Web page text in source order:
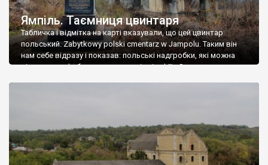
Ямпіль. Таємниця цвинтаря
Табличка і відмітка на карті вказували, що цей цвинтар
польський. Zabytkowy polski cmentarz w Jampolu. Таким він
нам себе відразу і показав: польські надгробки, які можна
віднести до фабричних, польські епітафії… Загалом цвинтар